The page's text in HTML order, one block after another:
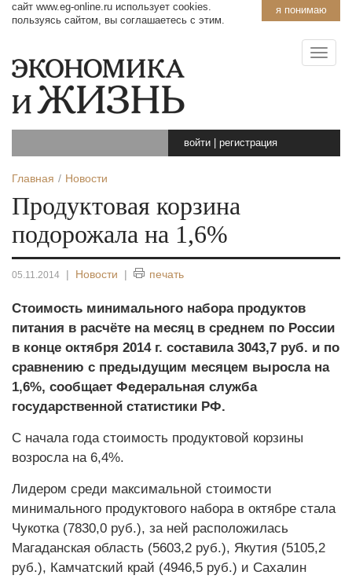
я понимаю
сайт www.eg-online.ru использует cookies.
пользуясь сайтом, вы соглашаетесь с этим.
войти регистрация
Главная Новости
Продуктовая корзина
подорожала на 1,6%
05.11.2014 | Новости | печать
Стоимость минимального набора продуктов
питания в расчёте на месяц в среднем по России
в конце октября 2014 г. составила 3043,7 руб. и по
сравнению с предыдущим месяцем выросла на
1,6%, сообщает Федеральная служба
государственной статистики РФ.
С начала года стоимость продуктовой корзины
возросла на 6,4%.
Лидером среди максимальной стоимости
минимального продуктового набора в октябре стала
Чукотка (7830,0 руб.), за ней расположилась
Магаданская область (5603,2 руб.), Якутия (5105,2
руб.), Камчатский край (4946,5 руб.) и Сахалин